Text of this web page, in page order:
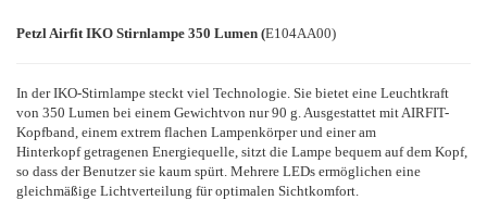
Petzl Airfit IKO Stirnlampe 350 Lumen (E104AA00)
In der IKO-Stirnlampe steckt viel Technologie. Sie bietet eine Leuchtkraft
von 350 Lumen bei einem Gewichtvon nur 90 g. Ausgestattet mit AIRFIT-
Kopfband, einem extrem flachen Lampenkörper und einer am
Hinterkopf getragenen Energiequelle, sitzt die Lampe bequem auf dem Kopf,
so dass der Benutzer sie kaum spürt. Mehrere LEDs ermöglichen eine
gleichmäßige Lichtverteilung für optimalen Sichtkomfort.